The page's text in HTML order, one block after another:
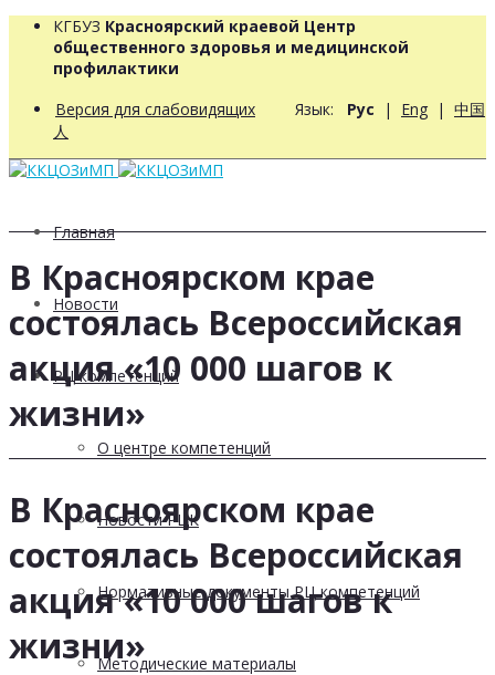
КГБУЗ Красноярский краевой Центр
общественного здоровья и медицинской
профилактики
Версия для слабовидящих Язык: Рус | Eng | 中国
人
Главная
Новости
РЦ компетенций
О центре компетенций
Новости РЦК
Нормативные документы РЦ компетенций
Методические материалы
В Красноярском крае
состоялась Всероссийская
акция «10 000 шагов к
жизни»
В Красноярском крае
состоялась Всероссийская
акция «10 000 шагов к
жизни»